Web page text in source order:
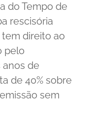
do Tempo de
rescisória
direito ao
pelo
de
de 40% sobre
sem